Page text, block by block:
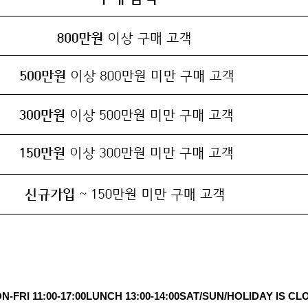
FRI 11:00-17:00LUNCH 13:00-14:00SAT/SUN/HOLIDAY IS